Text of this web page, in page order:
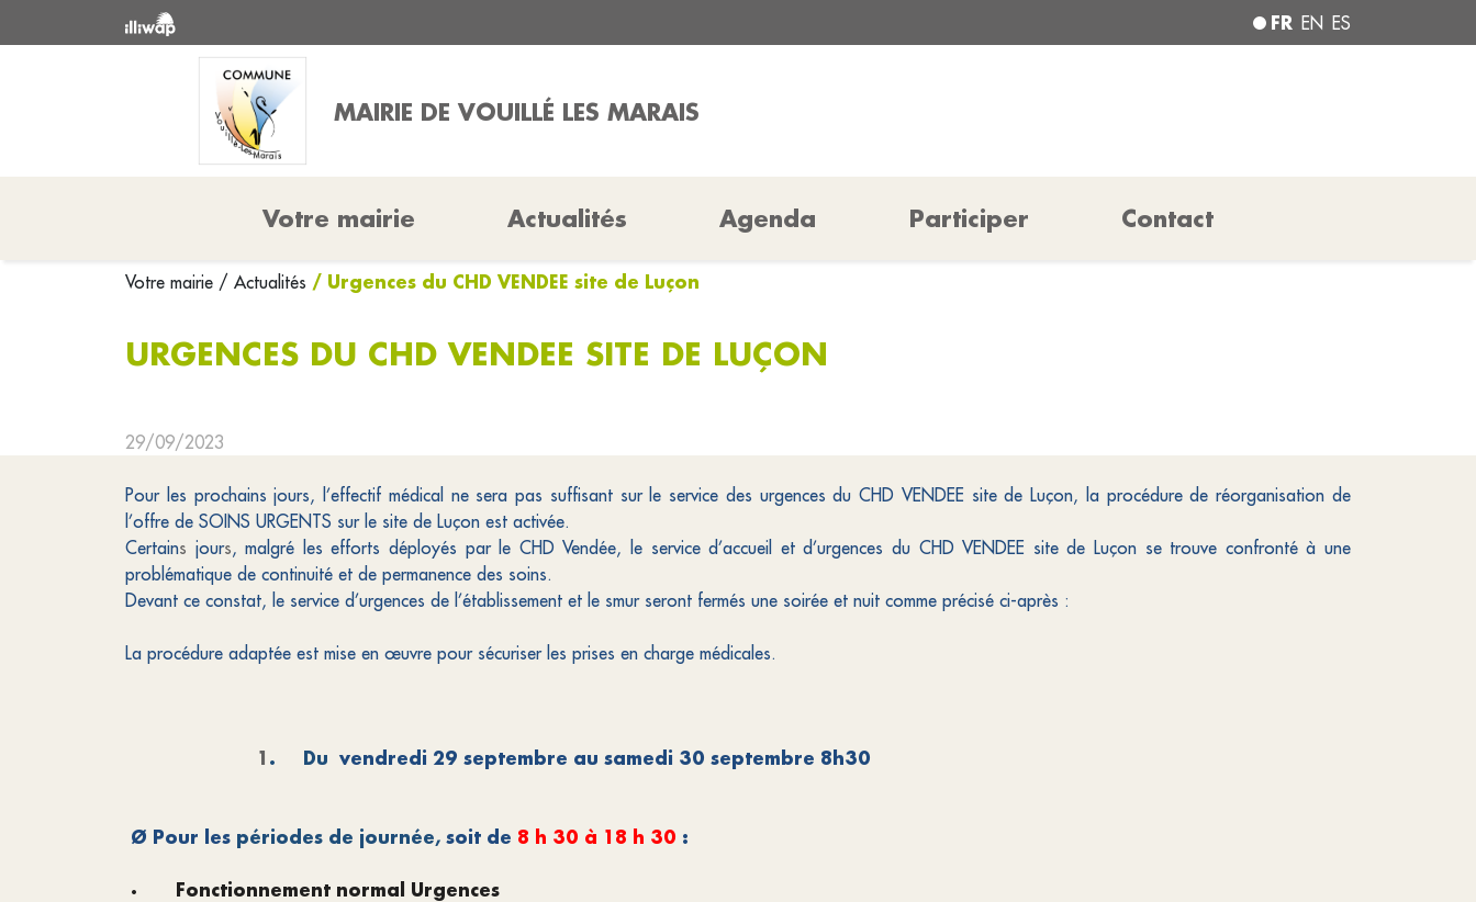
FR EN ES
MAIRIE DE VOUILLÉ LES MARAIS
Votre mairie Actualités Agenda Participer Contact
Votre mairie / Actualités / Urgences du CHD VENDEE site de Luçon
URGENCES DU CHD VENDEE SITE DE LUÇON
29/09/2023
Pour les prochains jours, l’effectif médical ne sera pas suffisant sur le service des urgences du CHD VENDEE site de Luçon, la procédure de réorganisation de
l’offre de SOINS URGENTS sur le site de Luçon est activée.
Certains jours, malgré les efforts déployés par le CHD Vendée, le service d’accueil et d’urgences du CHD VENDEE site de Luçon se trouve confronté à une
problématique de continuité et de permanence des soins.
Devant ce constat, le service d’urgences de l’établissement et le smur seront fermés une soirée et nuit comme précisé ci-après :
La procédure adaptée est mise en œuvre pour sécuriser les prises en charge médicales.
1 . Du vendredi 29 septembre au samedi 30 septembre 8h30
Ø Pour les périodes de journée, soit de 8 h 30 à 18 h 30 :
· Fonctionnement normal Urgences